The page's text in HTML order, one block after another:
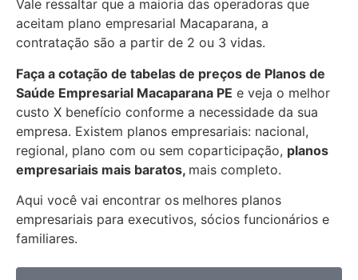
Vale ressaltar que a maioria das operadoras que
aceitam plano empresarial Macaparana, a
contratação são a partir de 2 ou 3 vidas.
Faça a cotação de tabelas de preços de Planos de
Saúde Empresarial Macaparana PE e veja o melhor
custo X benefício conforme a necessidade da sua
empresa. Existem planos empresariais: nacional,
regional, plano com ou sem coparticipação, planos
empresariais mais baratos, mais completo.
Aqui você vai encontrar os melhores planos
empresariais para executivos, sócios funcionários e
familiares.